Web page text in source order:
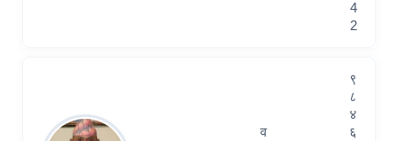
4
2
व
९
८
४
६